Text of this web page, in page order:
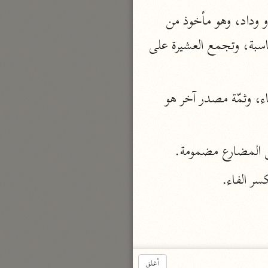
نحو ٣ مجلدات
الوجيز
الواحدي (٤٦٨ هـ)
تفسير القرآن العزيز
٢٣ مجلدًا
(كساد) ، مصدر سماعيّ لفعل كسد يكسد باب نصر وباب كرم، وزنه فعال بفتح الفاء، وثمّة مصدر آخر هو
مضمومة.
الفاء.
أغلق